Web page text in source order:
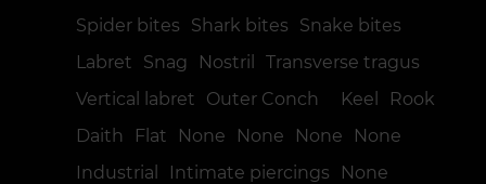
Spider bites
Shark bites
Snake bites
Labret
Snag Nostril
Transverse tragus
Vertical labret
Outer Conch Keel
Rook
Daith
Flat None None None
None
Industrial
Intimate piercings None